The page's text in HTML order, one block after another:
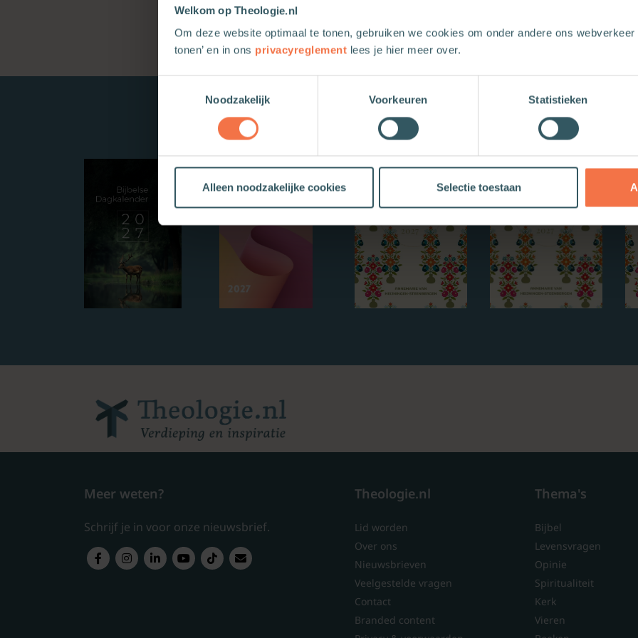
Welkom op Theologie.nl
Om deze website optimaal te tonen, gebruiken we cookies om onder andere ons webverkeer
tonen’ en in ons privacyreglement lees je hier meer over.
Noodzakelijk
Voorkeuren Statistieken
Alleen noodzakelijke cookies Selectie toestaan
Nieuwe boeken
Meer weten?
Schrijf je in voor onze nieuwsbrief.
Theologie.nl
Lid worden
Over ons
Nieuwsbrieven
Veelgestelde vragen
Contact
Branded content
Thema's
Bijbel
Levensvragen
Opinie
Spiritualiteit
Kerk
Vieren